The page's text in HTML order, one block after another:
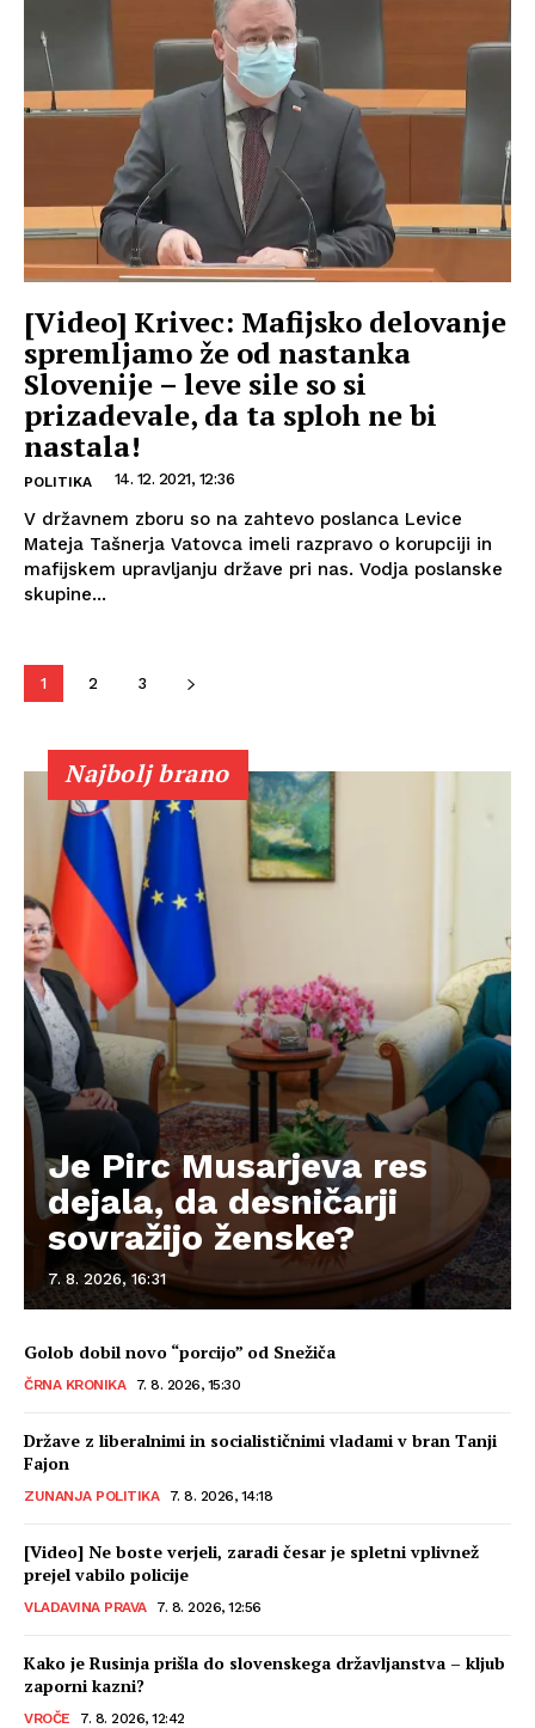
[Video] Krivec: Mafijsko delovanje
spremljamo že od nastanka
Slovenije – leve sile so si
prizadevale, da ta sploh ne bi
nastala!
POLITIKA 14. 12. 2021, 12:36
V državnem zboru so na zahtevo poslanca Levice
Mateja Tašnerja Vatovca imeli razpravo o korupciji in
mafijskem upravljanju države pri nas. Vodja poslanske
skupine...
1 2 3
Najbolj brano
Je Pirc Musarjeva res
dejala, da desničarji
sovražijo ženske?
7. 8. 2026, 16:31
Golob dobil novo “porcijo” od Snežiča
ČRNA KRONIKA 7. 8. 2026, 15:30
Države z liberalnimi in socialističnimi vladami v bran Tanji
Fajon
ZUNANJA POLITIKA 7. 8. 2026, 14:18
[Video] Ne boste verjeli, zaradi česar je spletni vplivnež
prejel vabilo policije
VLADAVINA PRAVA 7. 8. 2026, 12:56
Kako je Rusinja prišla do slovenskega državljanstva – kljub
zaporni kazni?
VROČE 7. 8. 2026, 12:42